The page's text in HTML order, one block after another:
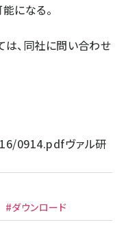
になる。
、同社に問い合わせ
0914.pdfヴァル研
#ダウンロード